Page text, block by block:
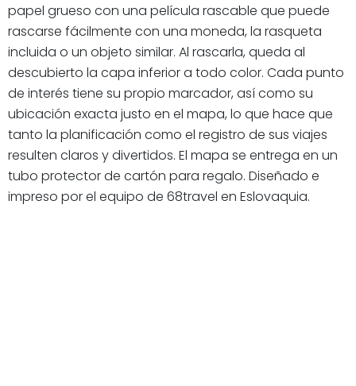
papel grueso con una película rascable que puede
rascarse fácilmente con una moneda, la rasqueta
incluida o un objeto similar. Al rascarla, queda al
descubierto la capa inferior a todo color. Cada punto
de interés tiene su propio marcador, así como su
ubicación exacta justo en el mapa, lo que hace que
tanto la planificación como el registro de sus viajes
resulten claros y divertidos. El mapa se entrega en un
tubo protector de cartón para regalo. Diseñado e
impreso por el equipo de 68travel en Eslovaquia.